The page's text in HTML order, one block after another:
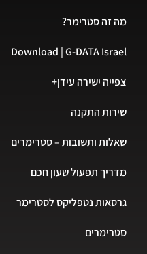
מה זה סטרימר?
Download | G-DATA Israel
צפייה ישירה עידן+
שירות התקנה
שאלות ותשובות – סטרימרים
מדריך תפעול שעון חכם
גרסאות נטפליקס לסטרימר
סטרימרים